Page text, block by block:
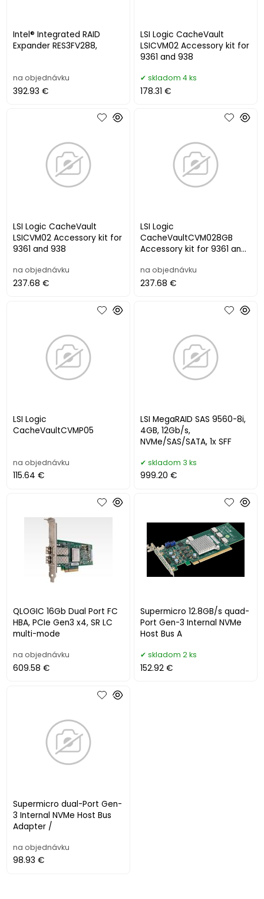
Intel® Integrated RAID
Expander RES3FV288,
na objednávku
392.93 €
LSI Logic CacheVault
LSICVM02 Accessory kit for
9361 and 938
skladom 4 ks
178.31 €
LSI Logic CacheVault
LSICVM02 Accessory kit for
9361 and 938
na objednávku
237.68 €
LSI Logic
CacheVaultCVM028GB
Accessory kit for 9361 and
na objednávku
237.68 €
LSI Logic
CacheVaultCVMP05
na objednávku
115.64 €
LSI MegaRAID SAS 9560-8i,
4GB, 12Gb/s,
NVMe/SAS/SATA, 1x SFF
skladom 3 ks
999.20 €
QLOGIC 16Gb Dual Port FC
HBA, PCIe Gen3 x4, SR LC
multi-mode
na objednávku
609.58 €
Supermicro 12.8GB/s quad-
Port Gen-3 Internal NVMe
Host Bus A
skladom 2 ks
152.92 €
Supermicro dual-Port Gen-
3 Internal NVMe Host Bus
Adapter /
na objednávku
98.93 €